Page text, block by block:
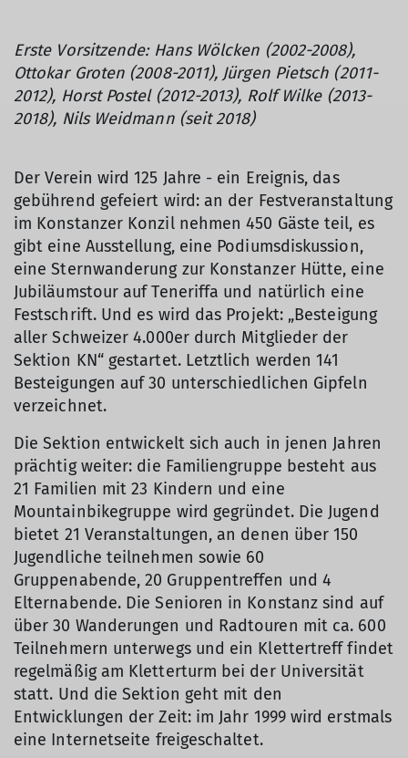
Erste Vorsitzende: Hans Wölcken (2002-2008),
Ottokar Groten (2008-2011), Jürgen Pietsch (2011-
2012), Horst Postel (2012-2013), Rolf Wilke (2013-
2018), Nils Weidmann (seit 2018)
Der Verein wird 125 Jahre - ein Ereignis, das
gebührend gefeiert wird: an der Festveranstaltung
im Konstanzer Konzil nehmen 450 Gäste teil, es
gibt eine Ausstellung, eine Podiumsdiskussion,
eine Sternwanderung zur Konstanzer Hütte, eine
Jubiläumstour auf Teneriffa und natürlich eine
Festschrift. Und es wird das Projekt: „Besteigung
aller Schweizer 4.000er durch Mitglieder der
Sektion KN“ gestartet. Letztlich werden 141
Besteigungen auf 30 unterschiedlichen Gipfeln
verzeichnet.
Die Sektion entwickelt sich auch in jenen Jahren
prächtig weiter: die Familiengruppe besteht aus
21 Familien mit 23 Kindern und eine
Mountainbikegruppe wird gegründet. Die Jugend
bietet 21 Veranstaltungen, an denen über 150
Jugendliche teilnehmen sowie 60
Gruppenabende, 20 Gruppentreffen und 4
Elternabende. Die Senioren in Konstanz sind auf
über 30 Wanderungen und Radtouren mit ca. 600
Teilnehmern unterwegs und ein Klettertreff findet
regelmäßig am Kletterturm bei der Universität
statt. Und die Sektion geht mit den
Entwicklungen der Zeit: im Jahr 1999 wird erstmals
eine Internetseite freigeschaltet.